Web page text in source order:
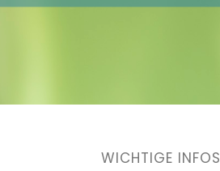
WICHTIGE INFOS